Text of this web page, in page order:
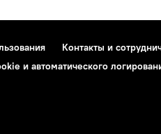
Контакты и
и автоматического